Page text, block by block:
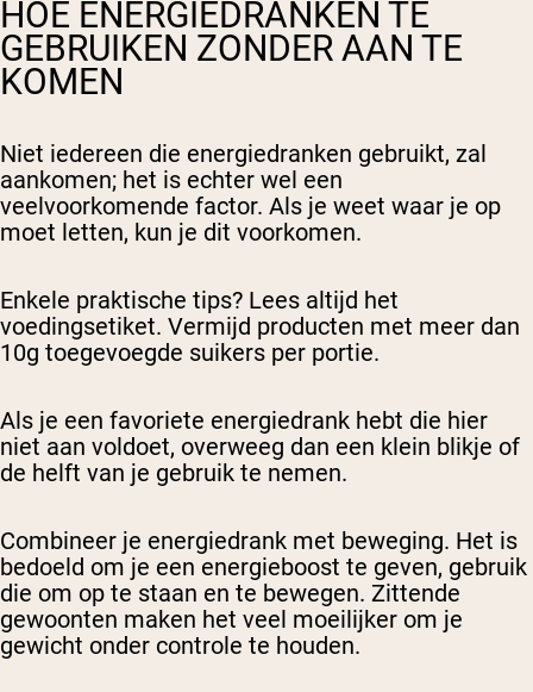
HOE ENERGIEDRANKEN TE
GEBRUIKEN ZONDER AAN TE
KOMEN
Niet iedereen die energiedranken gebruikt, zal
aankomen; het is echter wel een
veelvoorkomende factor. Als je weet waar je op
moet letten, kun je dit voorkomen.
Enkele praktische tips? Lees altijd het
voedingsetiket. Vermijd producten met meer dan
10g toegevoegde suikers per portie.
Als je een favoriete energiedrank hebt die hier
niet aan voldoet, overweeg dan een klein blikje of
de helft van je gebruik te nemen.
Combineer je energiedrank met beweging. Het is
bedoeld om je een energieboost te geven, gebruik
die om op te staan en te bewegen. Zittende
gewoonten maken het veel moeilijker om je
gewicht onder controle te houden.